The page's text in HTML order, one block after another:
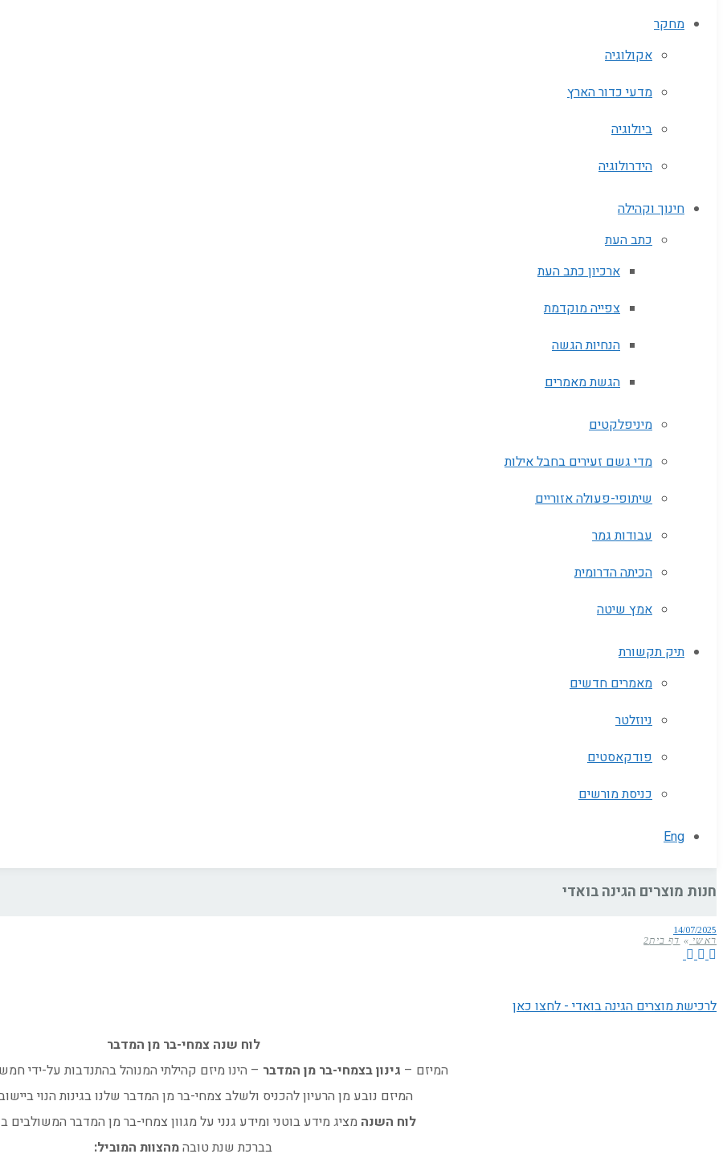
מחקר
אקולוגיה
מדעי כדור הארץ
ביולוגיה
הידרולוגיה
חינוך וקהילה
כתב העת
ארכיון כתב העת
צפייה מוקדמת
הנחיות הגשה
הגשת מאמרים
מיניפלקטים
מדי גשם זעירים בחבל אילות
שיתופי-פעולה אזוריים
עבודות גמר
הכיתה הדרומית
אמץ שיטה
תיק תקשורת
מאמרים חדשים
ניוזלטר
פודקאסטים
כניסת מורשים
Eng
חנות מוצרים הגינה בואדי
ראשי » דף בית2
14/07/2025
לרכישת מוצרים הגינה בואדי - לחצו כאן
לוח שנהצמחי-בר מן המדבר
המיזם – גינון בצמחי-בר מן המדבר – הינו מיזם קהילתי המנוהל בהתנדבות על-ידי
המיזם נובע מן הרעיון להכניס ולשלב צמחי-בר מן המדבר שלנו בגינות הנוי
לוח השנה מציג מידע בוטני ומידע גנני על מגוון צמחי-בר מן המדבר המשולבים
בברכת שנת טובהמהצוות המוביל: